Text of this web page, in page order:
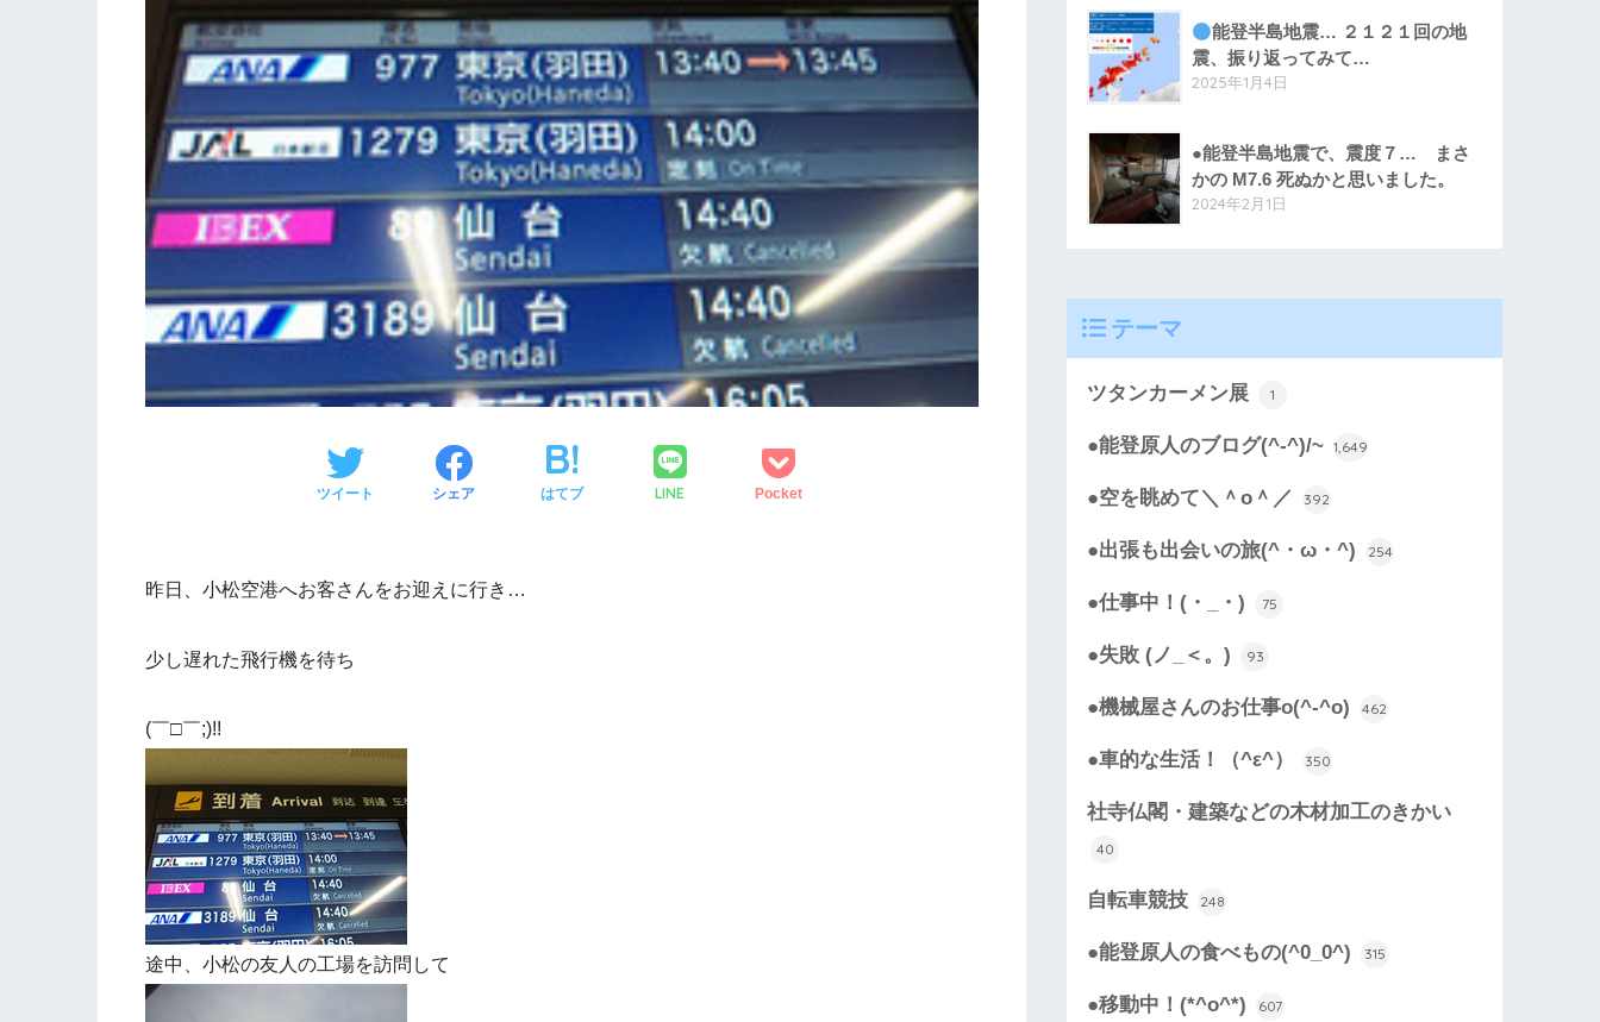
ツイート シェア はてブ LINE Pocket
昨日、小松空港へお客さんをお迎えに行き…
少し遅れた飛行機を待ち
(￣□￣;)!!
途中、小松の友人の工場を訪問して
能登半島地震… ２１２１回の地
震、振り返ってみて…
2025年1月4日
●能登半島地震で、震度７… まさ
かの M7.6 死ぬかと思いました。
2024年2月1日
テーマ
ツタンカーメン展 1
●能登原人のブログ(^-^)/~ 1,649
●空を眺めて＼＾o＾／ 392
●出張も出会いの旅(^・ω・^) 254
●仕事中！(・_・) 75
●失敗 (ノ_＜。) 93
●機械屋さんのお仕事o(^-^o) 462
●車的な生活！（^ε^） 350
社寺仏閣・建築などの木材加工のきかい
40
自転車競技 248
●能登原人の食べもの(^0_0^) 315
●移動中！(*^o^*) 607